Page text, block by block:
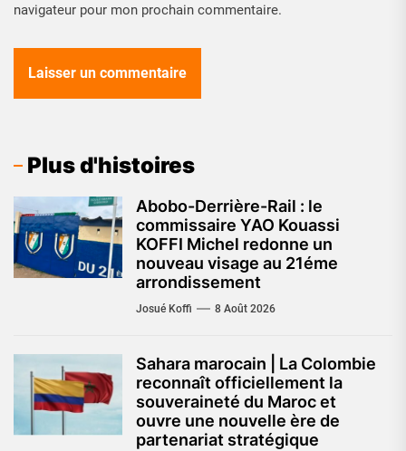
navigateur pour mon prochain commentaire.
Plus d'histoires
Abobo-Derrière-Rail : le
commissaire YAO Kouassi
KOFFI Michel redonne un
nouveau visage au 21éme
arrondissement
Josué Koffi 8 Août 2026
Sahara marocain | La Colombie
reconnaît officiellement la
souveraineté du Maroc et
ouvre une nouvelle ère de
partenariat stratégique